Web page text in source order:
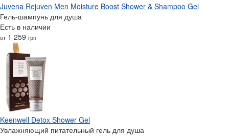
Juvena Rejuven Men Moisture Boost Shower & Shampoo Gel
Гель-шампунь для душа
Есть в наличии
от 1 259 грн
Keenwell Detox Shower Gel
Увлажняющий питательный гель для душа